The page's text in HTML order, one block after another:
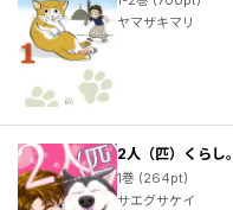
ヤマザキマリ
2人（匹）くらし。
1巻 (264pt)
サエグサケイ